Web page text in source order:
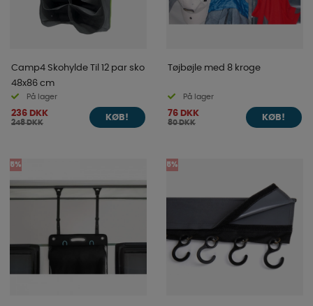
Camp4 Skohylde Til 12 par sko
48x86 cm
På lager
236 DKK
248 DKK
KØB!
Tøjbøjle med 8 kroge
På lager
76 DKK
80 DKK
KØB!
5% 5%